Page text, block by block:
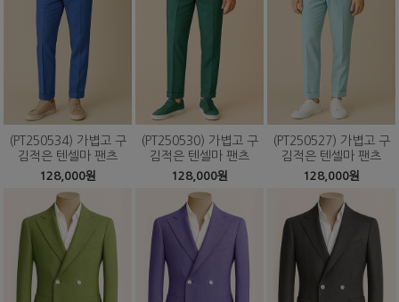
(PT250534) 가볍고 구
김적은 텐셀마 팬츠
128,000원
(PT250530) 가볍고 구
김적은 텐셀마 팬츠
128,000원
(PT250527) 가볍고 구
김적은 텐셀마 팬츠
128,000원